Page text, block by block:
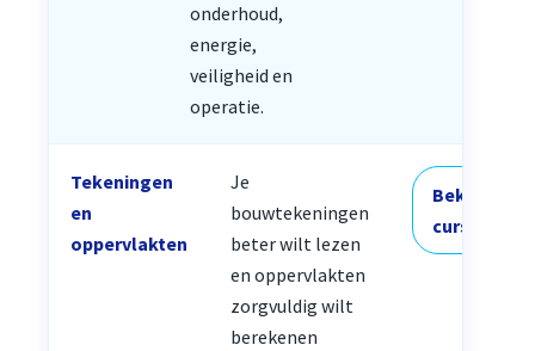
onderhoud,
energie,
veiligheid en
operatie.
Tekeningen
en
oppervlakten
Je
bouwtekeningen
beter wilt lezen
en oppervlakten
zorgvuldig wilt
berekenen
Bekijk
cursus